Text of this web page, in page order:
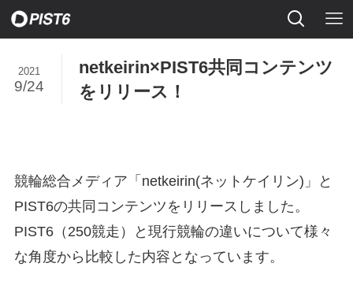
netkeirin×PIST6共同コンテンツ
をリリース！
2021
9/24
競輪総合メディア「netkeirin(ネットケイリン)」と
PIST6の共同コンテンツをリリースしました。
PIST6（250競走）と現行競輪の違いについて様々
な角度から比較した内容となっています。